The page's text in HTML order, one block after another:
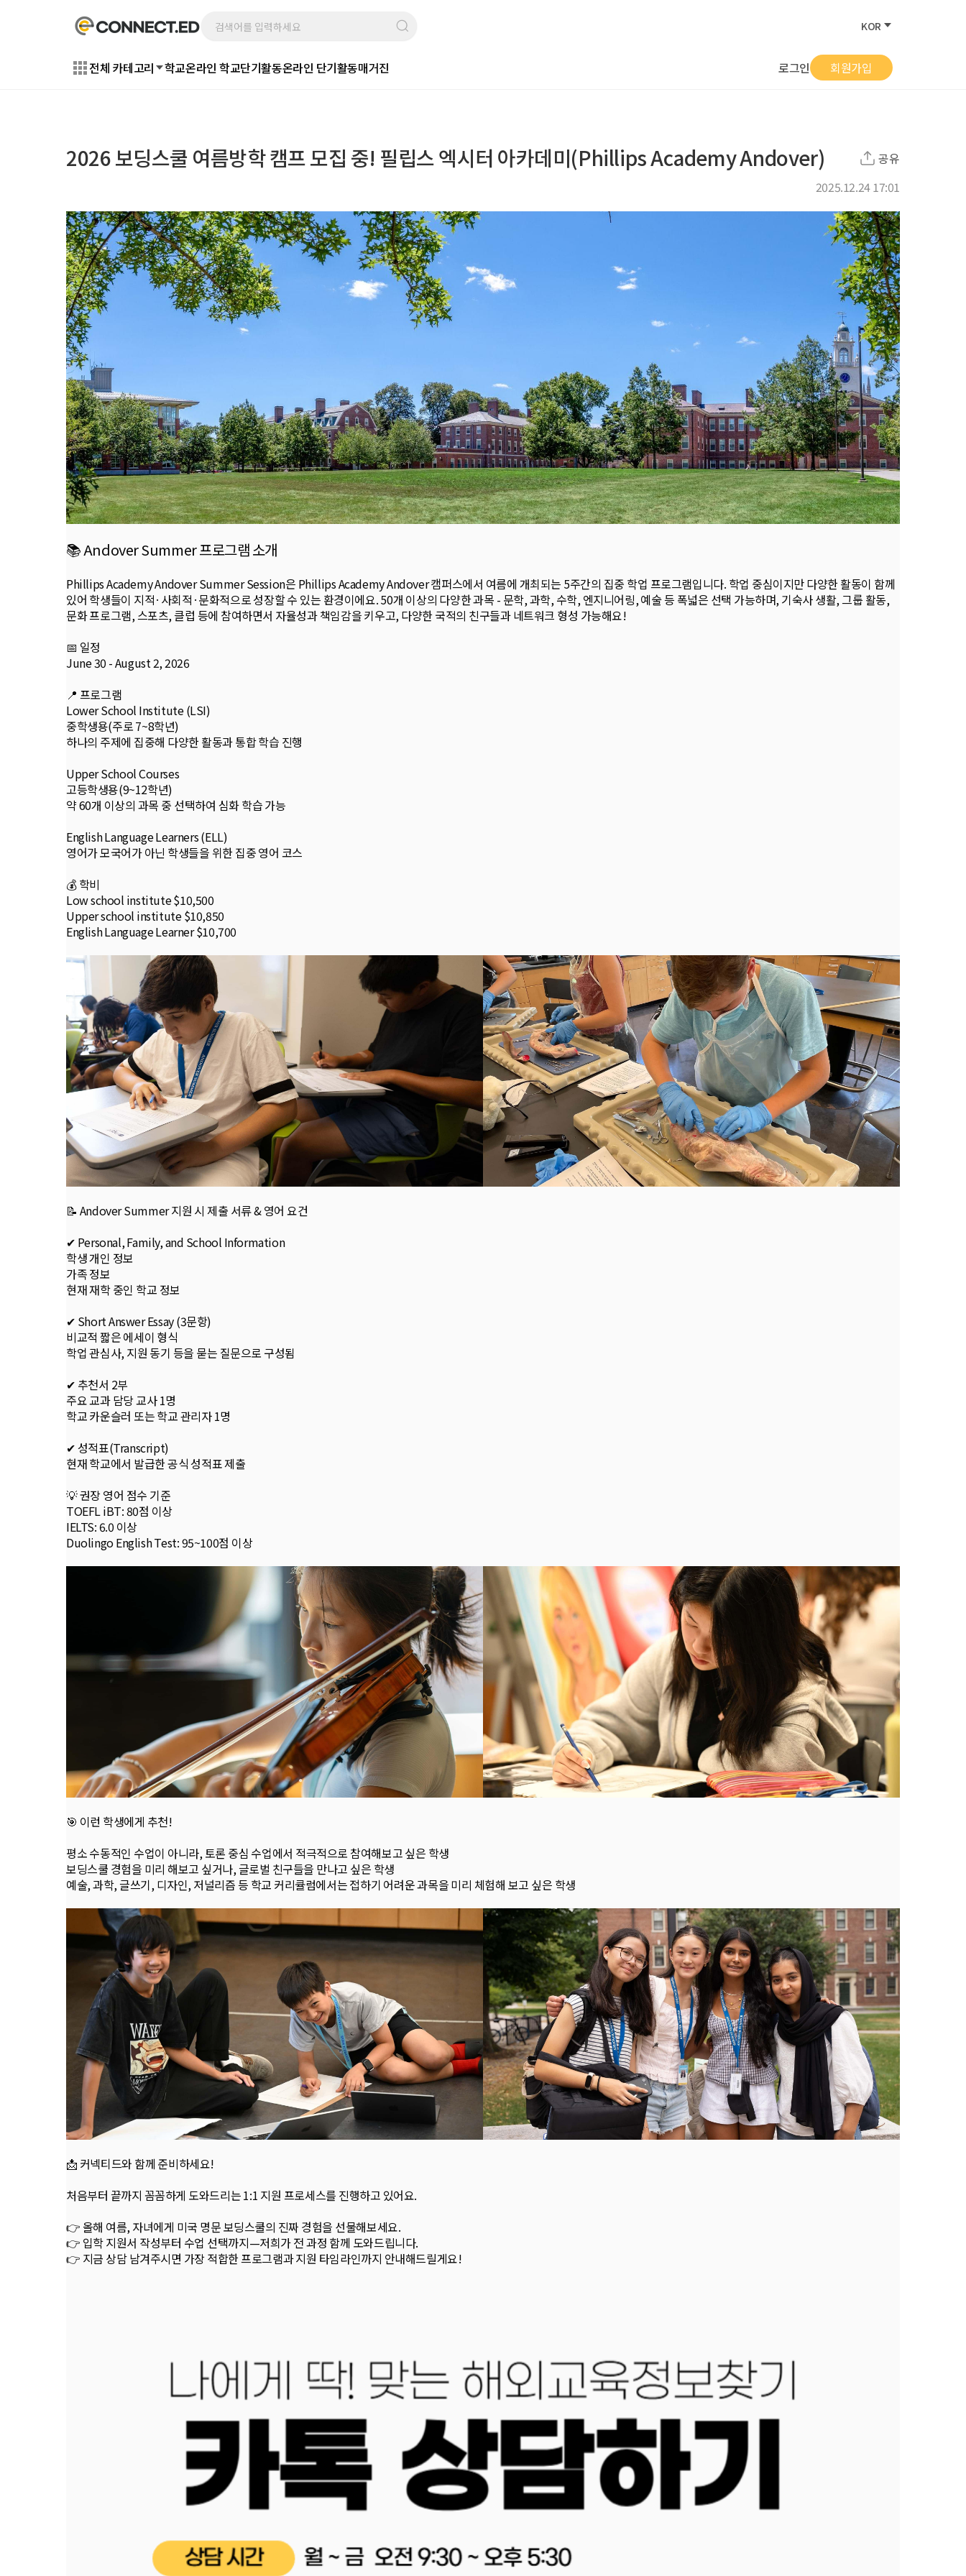
KOR
전체 카테고리 학교온라인 학교단기활동온라인 단기활동매거진 로그인 회원가입
2026 보딩스쿨 여름방학 캠프 모집 중! 필립스 엑시터 아카데미(Phillips Academy Andover)
공유
2025.12.24 17:01
📚 Andover Summer 프로그램 소개
Phillips Academy Andover Summer Session은 Phillips Academy Andover 캠퍼스에서 여름에 개최되는 5주간의 집중 학업 프로그램입니다. 학업 중심이지만 다양한 활동이 함께
있어 학생들이 지적·사회적·문화적으로 성장할 수 있는 환경이에요. 50개 이상의 다양한 과목 - 문학, 과학, 수학, 엔지니어링, 예술 등 폭넓은 선택 가능하며, 기숙사 생활, 그룹 활동,
문화 프로그램, 스포츠, 클럽 등에 참여하면서 자율성과 책임감을 키우고, 다양한 국적의 친구들과 네트워크 형성 가능해요!
📅 일정
June 30 - August 2, 2026
📍 프로그램
Lower School Institute (LSI)
중학생용(주로 7~8학년)
하나의 주제에 집중해 다양한 활동과 통합 학습 진행
Upper School Courses
고등학생용(9~12학년)
약 60개 이상의 과목 중 선택하여 심화 학습 가능
English Language Learners (ELL)
영어가 모국어가 아닌 학생들을 위한 집중 영어 코스
💰 학비
Low school institute $10,500
Upper school institute $10,850
English Language Learner $10,700
📝 Andover Summer 지원 시 제출 서류 & 영어 요건
✔ Personal, Family, and School Information
학생 개인 정보
가족 정보
현재 재학 중인 학교 정보
✔ Short Answer Essay (3문항)
비교적 짧은 에세이 형식
학업 관심사, 지원 동기 등을 묻는 질문으로 구성됨
✔ 추천서 2부
주요 교과 담당 교사 1명
학교 카운슬러 또는 학교 관리자 1명
✔ 성적표(Transcript)
현재 학교에서 발급한 공식 성적표 제출
💡 권장 영어 점수 기준
TOEFL iBT: 80점 이상
IELTS: 6.0 이상
Duolingo English Test: 95~100점 이상
🎯 이런 학생에게 추천!
평소 수동적인 수업이 아니라, 토론 중심 수업에서 적극적으로 참여해보고 싶은 학생
보딩스쿨 경험을 미리 해보고 싶거나, 글로벌 친구들을 만나고 싶은 학생
예술, 과학, 글쓰기, 디자인, 저널리즘 등 학교 커리큘럼에서는 접하기 어려운 과목을 미리 체험해 보고 싶은 학생
📩 커넥티드와 함께 준비하세요!
처음부터 끝까지 꼼꼼하게 도와드리는 1:1 지원 프로세스를 진행하고 있어요.
👉 올해 여름, 자녀에게 미국 명문 보딩스쿨의 진짜 경험을 선물해보세요.
👉 입학 지원서 작성부터 수업 선택까지—저희가 전 과정 함께 도와드립니다.
👉 지금 상담 남겨주시면 가장 적합한 프로그램과 지원 타임라인까지 안내해드릴게요!